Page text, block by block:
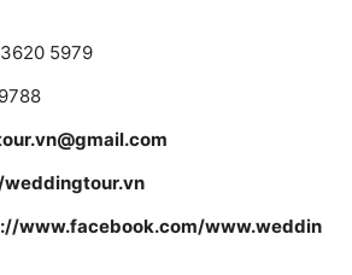
5979
www.facebook.com/www.weddin